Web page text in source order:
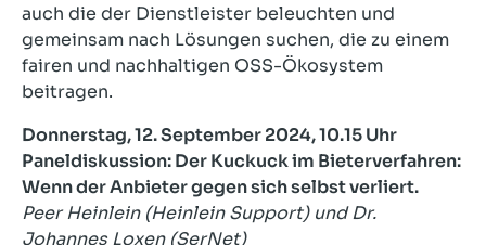
auch die der Dienstleister beleuchten und
gemeinsam nach Lösungen suchen, die zu einem
fairen und nachhaltigen OSS-Ökosystem
beitragen.
Donnerstag, 12. September 2024, 10.15 Uhr
Paneldiskussion: Der Kuckuck im Bieterverfahren:
Wenn der Anbieter gegen sich selbst verliert.
Peer Heinlein (Heinlein Support) und Dr.
Johannes Loxen (SerNet)